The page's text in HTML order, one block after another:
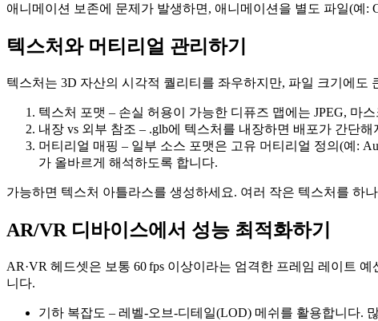
애니메이션 보존에 문제가 발생하면, 애니메이션을 별도 파일(예
텍스처와 머티리얼 관리하기
텍스처는 3D 자산의 시각적 퀄리티를 좌우하지만, 파일 크기에
텍스처 포맷 – 손실 허용이 가능한 디퓨즈 맵에는 JPEG, 마
내장 vs 외부 참조 – .glb에 텍스처를 내장하면 배포가 간단
머티리얼 매핑 – 일부 소스 포맷은 고유 머티리얼 정의(예:
가 올바르게 해석하도록 합니다.
가능하면 텍스처 아틀라스를 생성하세요. 여러 작은 텍스처를 하
AR/VR 디바이스에서 성능 최적화하기
AR·VR 헤드셋은 보통 60 fps 이상이라는 엄격한 프레임 레이트
니다.
기하 복잡도 – 레벨‑오브‑디테일(LOD) 메쉬를 활용합니다.